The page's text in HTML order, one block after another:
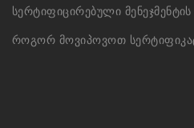
სერტიფიცირებული
როგორ მოვიპოვოთ